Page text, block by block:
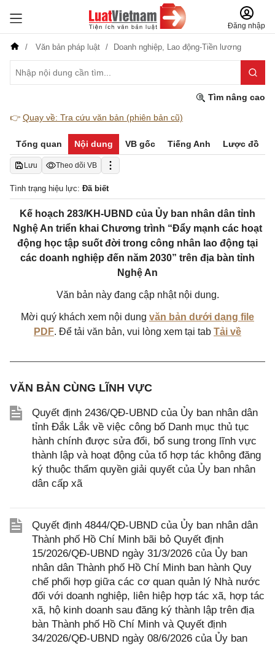
Đăng nhập
Văn bản pháp luật Doanh nghiệp, Lao động-Tiền lương
Tìm nâng cao
👉 Quay về: Tra cứu văn bản (phiên bản cũ)
Tổng quan Nội dung VB gốc Tiếng Anh Lược đồ
Lưu Theo dõi VB
Tình trạng hiệu lực: Đã biết
Kế hoạch 283/KH-UBND của Ủy ban nhân dân tỉnh
Nghệ An triển khai Chương trình “Đẩy mạnh các hoạt
động học tập suốt đời trong công nhân lao động tại
các doanh nghiệp đến năm 2030” trên địa bàn tỉnh
Nghệ An
Văn bản này đang cập nhật nội dung.
Mời quý khách xem nội dung văn bản dưới dạng file
PDF. Để tải văn bản, vui lòng xem tại tab Tải về
VĂN BẢN CÙNG LĨNH VỰC
Quyết định 2436/QĐ-UBND của Ủy ban nhân dân
tỉnh Đắk Lắk về việc công bố Danh mục thủ tục
hành chính được sửa đổi, bổ sung trong lĩnh vực
thành lập và hoạt động của tổ hợp tác không đăng
ký thuộc thẩm quyền giải quyết của Ủy ban nhân
dân cấp xã
Quyết định 4844/QĐ-UBND của Ủy ban nhân dân
Thành phố Hồ Chí Minh bãi bỏ Quyết định
15/2026/QĐ-UBND ngày 31/3/2026 của Ủy ban
nhân dân Thành phố Hồ Chí Minh ban hành Quy
chế phối hợp giữa các cơ quan quản lý Nhà nước
đối với doanh nghiệp, liên hiệp hợp tác xã, hợp tác
xã, hộ kinh doanh sau đăng ký thành lập trên địa
bàn Thành phố Hồ Chí Minh và Quyết định
34/2026/QĐ-UBND ngày 08/6/2026 của Ủy ban